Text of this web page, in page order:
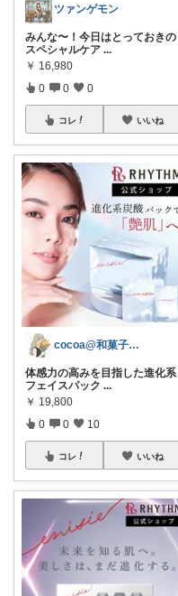
ツァンゲモン
みんな〜！今日はとっておきの
スペシャルケア ...
￥ 16,980
0 0 0
コレ いいね
cocoa@和菓子大好き
体感力の高みを目指した進化系
フェイスパック ...
￥ 19,800
0 0 10
コレ いいね